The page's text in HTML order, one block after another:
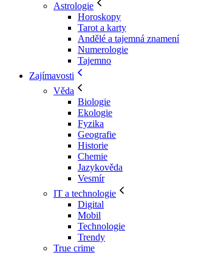
Astrologie
Horoskopy
Tarot a karty
Andělé a tajemná znamení
Numerologie
Tajemno
Zajímavosti
Věda
Biologie
Ekologie
Fyzika
Geografie
Historie
Chemie
Jazykověda
Vesmír
IT a technologie
Digital
Mobil
Technologie
Trendy
True crime